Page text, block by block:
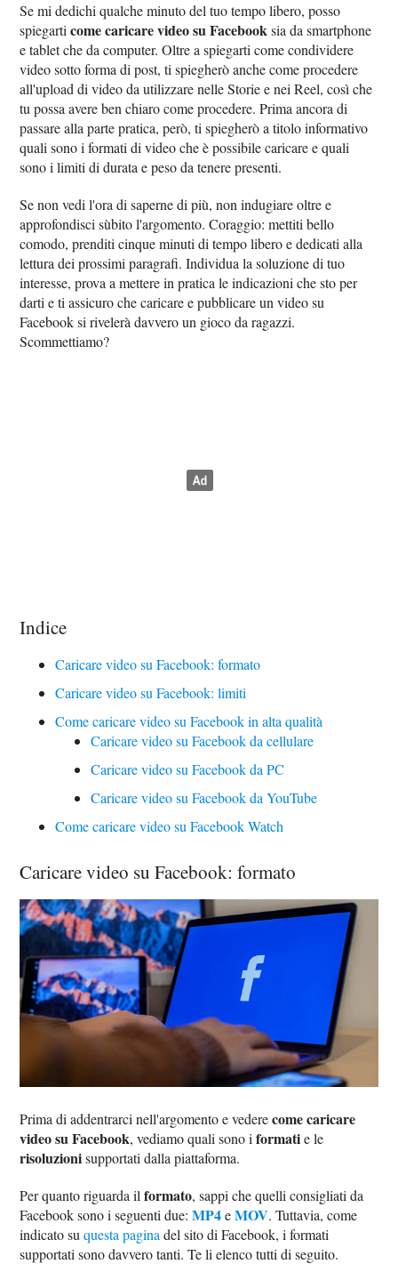
Se mi dedichi qualche minuto del tuo tempo libero, posso
spiegarticome caricare video su Facebooksia da smartphone
e tablet che da computer. Oltre a spiegarti come condividere
video sotto forma di post, ti spiegherò anche come procedere
all'upload di video da utilizzare nelle Storie e nei Reel, così che
tu possa avere ben chiaro come procedere. Prima ancora di
passare alla parte pratica, però, ti spiegherò a titolo informativo
quali sono i formati di video che è possibile caricare e quali
sono i limiti di durata e peso da tenere presenti.
Se non vedi l'ora di saperne di più, non indugiare oltre e
approfondisci sùbito l'argomento. Coraggio: mettiti bello
comodo, prenditi cinque minuti di tempo libero e dedicati alla
lettura dei prossimi paragrafi. Individua la soluzione di tuo
interesse, prova a mettere in pratica le indicazioni che sto per
darti e ti assicuro che caricare e pubblicare un video su
Facebook si rivelerà davvero un gioco da ragazzi.
Scommettiamo?
Indice
Caricare video su Facebook: formato
Caricare video su Facebook: limiti
Come caricare video su Facebook in alta qualità
Caricare video su Facebook da cellulare
Caricare video su Facebook da PC
Caricare video su Facebook da YouTube
Come caricare video su Facebook Watch
Caricare video su Facebook: formato
Prima di addentrarci nell'argomento e vederecome caricare
video su Facebook, vediamo quali sono iformatie le
risoluzionisupportati dalla piattaforma.
Per quanto riguarda ilformato, sappi che quelli consigliati da
Facebook sono i seguenti due:MP4eMOV. Tuttavia, come
indicato suquesta pagina del sito di Facebook, i formati
supportati sono davvero tanti. Te li elenco tutti di seguito.